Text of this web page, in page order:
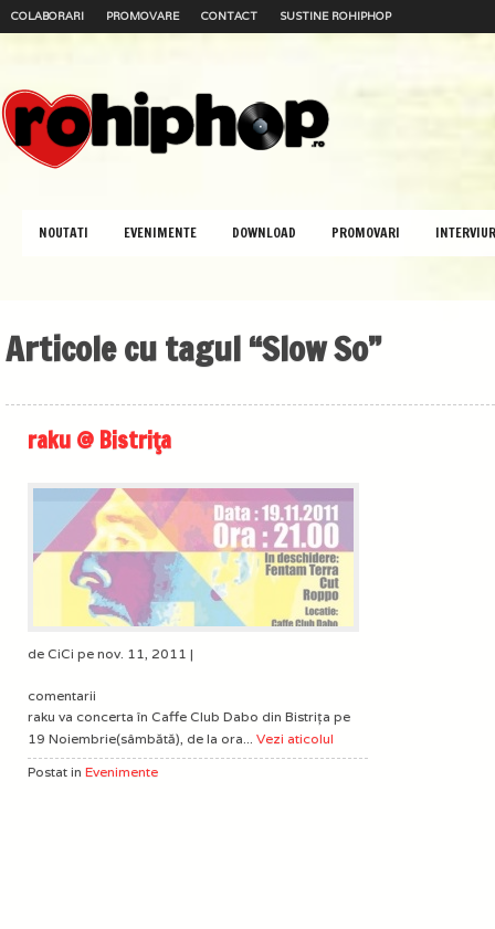
COLABORARI PROMOVARE CONTACT SUSTINE ROHIPHOP
NOUTATI EVENIMENTE DOWNLOAD PROMOVARI
Articole cu tagul “Slow So”
raku @ Bistriţa
de CiCi pe nov. 11, 2011 |
comentarii
raku va concerta în Caffe Club Dabo din Bistriţa pe
19 Noiembrie(sâmbătă), de la ora... Vezi aticolul
Postat in Evenimente